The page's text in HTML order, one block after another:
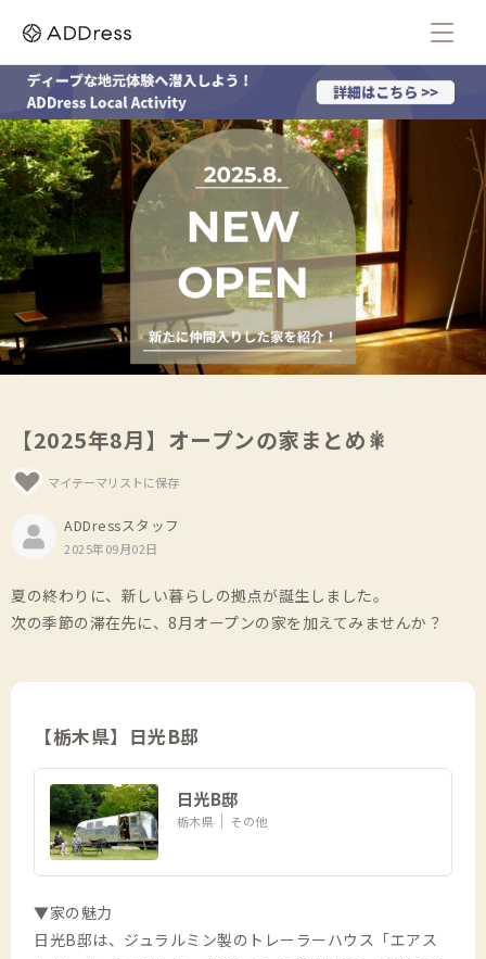
【2025年8月】オープンの家まとめ🎇
マイテーマリストに保存
ADDressスタッフ
2025年09月02日
夏の終わりに、新しい暮らしの拠点が誕生しました。
次の季節の滞在先に、8月オープンの家を加えてみませんか？
【栃木県】日光B邸
日光B邸
栃木県 その他
▼家の魅力
日光B邸は、ジュラルミン製のトレーラーハウス「エアス